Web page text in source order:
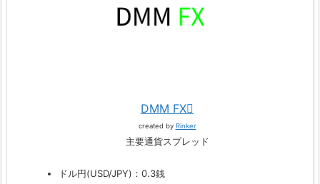
DMM FX
created by Rinker
主要通貨スプレッド
ドル円(USD/JPY)：0.3銭